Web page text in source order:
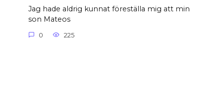
Jag hade aldrig kunnat föreställa mig att min
son Mateos
0 225